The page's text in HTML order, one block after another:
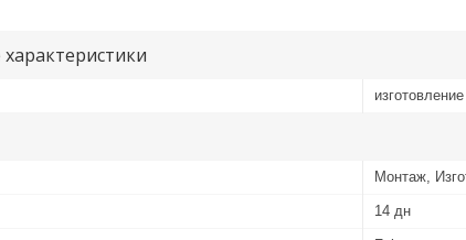
изготовление
Монтаж,
14 дн